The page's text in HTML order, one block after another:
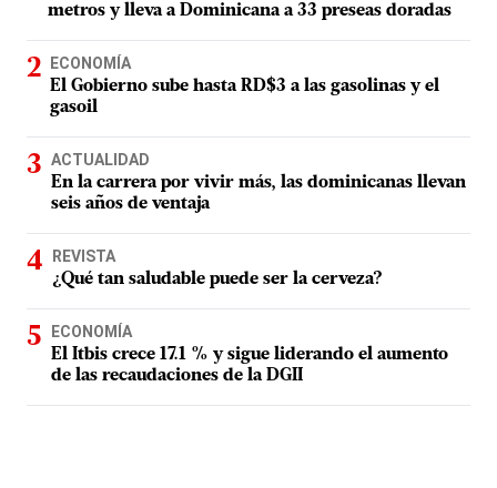
metros y lleva a Dominicana a 33 preseas doradas
ECONOMÍA
El Gobierno sube hasta RD$3 a las gasolinas y el
gasoil
ACTUALIDAD
En la carrera por vivir más, las dominicanas llevan
seis años de ventaja
REVISTA
¿Qué tan saludable puede ser la cerveza?
ECONOMÍA
El Itbis crece 17.1 % y sigue liderando el aumento
de las recaudaciones de la DGII